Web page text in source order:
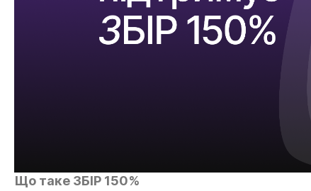
Що таке ЗБІР 150%